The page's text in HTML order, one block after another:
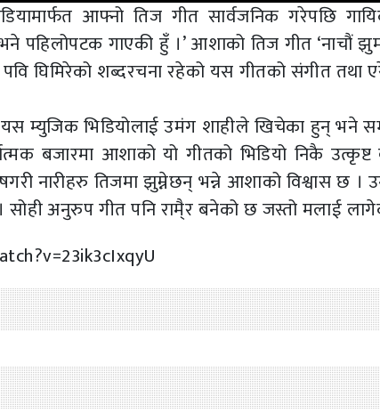
आफ्नो तिज गीत सार्वजनिक गरेपछि
पहिलोपटक गाएकी हुँ ।’ आशाको तिज गीत ‘नाचौं
घिमिरेको शब्दरचना रहेको यस गीतको संगीत तथा
म्युजिक भिडियोलाई उमंग शाहीले खिचेका हुन् भने
बजारमा आशाको यो गीतको भिडियो निकै
नारीहरु तिजमा झुम्नेछन् भन्ने आशाको विश्वास छ ।
सोही अनुरुप गीत पनि रामै्र बनेको छ जस्तो मलाई